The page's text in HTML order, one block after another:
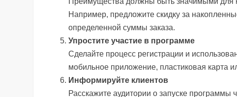
Например, предложите скидку за
определенной суммы заказа.
Упростите участие в программе
Сделайте процесс регистрации и
мобильное приложение, пластиковая карта
Информируйте клиентов
Расскажите аудитории о запуске